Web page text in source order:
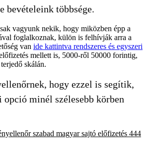
bevételeink többsége.
vagyunk nekik, hogy miközben épp a
foglalkoznak, külön is felhívják arra a
van ide kattintva rendszeres és egyszeri
mellett is, 5000-ről 50000 forintig,
skálán.
hogy ezzel is segítik,
opció minél szélesebb körben
szabad magyar sajtó előfizetés 444